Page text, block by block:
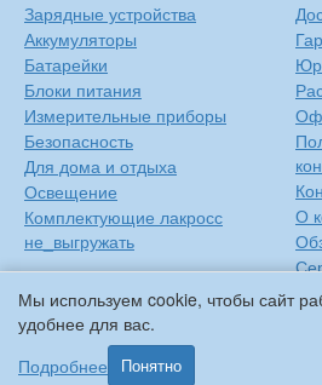
Мы используем cookie, чтобы сайт
удобнее для вас.
Подробнее
Понятно
Зарядные устройства
Аккумуляторы
Батарейки
Блоки питания
Измерительные приборы
Безопасность
Для дома и отдыха
Освещение
Комплектующие лакросс
не_выгружать
О